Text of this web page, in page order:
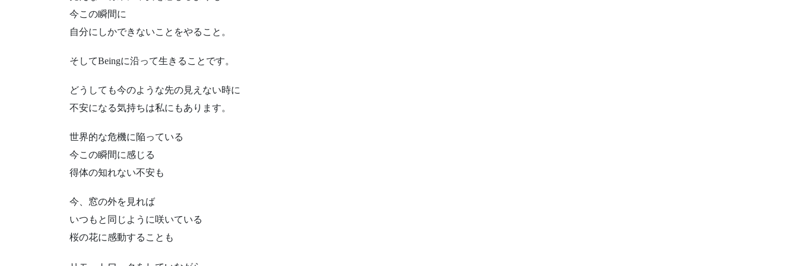
今この瞬間に
自分にしかできないことをやること。
そしてBeingに沿って生きることです。
どうしても今のような先の見えない時に
不安になる気持ちは私にもあります。
世界的な危機に陥っている
今この瞬間に感じる
得体の知れない不安も
今、窓の外を見れば
いつもと同じように咲いている
桜の花に感動することも